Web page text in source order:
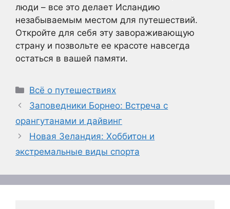
люди – все это делает Исландию
незабываемым местом для путешествий.
Откройте для себя эту завораживающую
страну и позвольте ее красоте навсегда
остаться в вашей памяти.
Рубрики
Всё о путешествиях
Заповедники Борнео: Встреча с
орангутанами и дайвинг
Новая Зеландия: Хоббитон и
экстремальные виды спорта